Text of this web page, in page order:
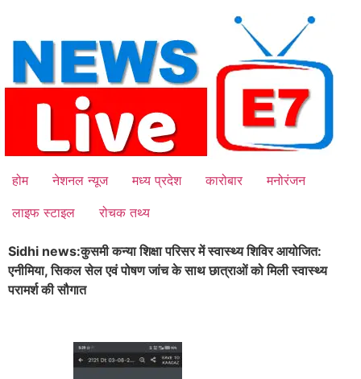
content
होम नेशनल न्यूज मध्य प्रदेश कारोबार
मनोरंजन
लाइफ स्टाइल
रोचक तथ्य
Sidhi news:कुसमी कन्या शिक्षा परिसर में स्वास्थ्य शिविर आयोजित:
एनीमिया, सिकल सेल एवं पोषण जांच के साथ छात्राओं को मिली स्वास्थ्य
परामर्श की सौगात